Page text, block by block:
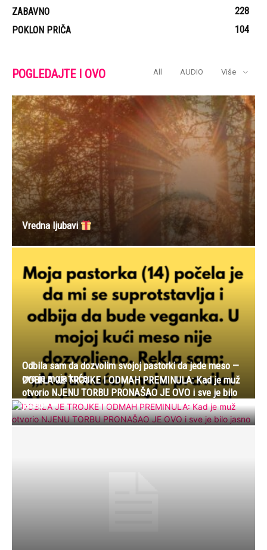
ZABAVNO
228
POKLON PRIČA
104
POGLEDAJTE I OVO All AUDIO Više
Vredna ljubavi
Odbila sam da dozvolim svojoj pastorki da jede meso —
ovo je moja kuća
DOBILA JE TROJKE I ODMAH PREMINULA: Kad je muž
otvorio NJENU TORBU PRONAŠAO JE OVO i sve je bilo
jasno